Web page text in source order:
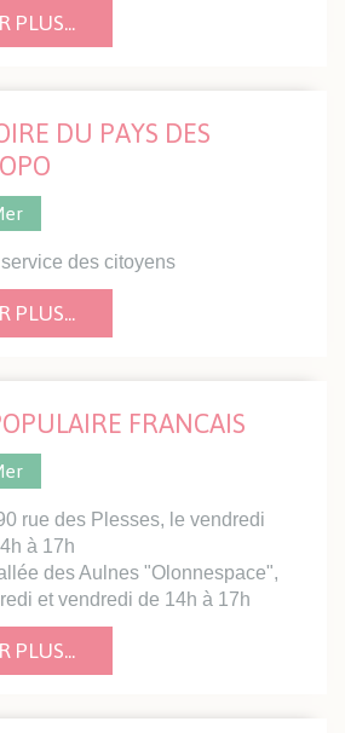
PLUS...
DU PAYS DES
des citoyens
PLUS...
FRANCAIS
rue des Plesses, le vendredi
à 17h
des Aulnes "Olonnespace",
et vendredi de 14h à 17h
PLUS...